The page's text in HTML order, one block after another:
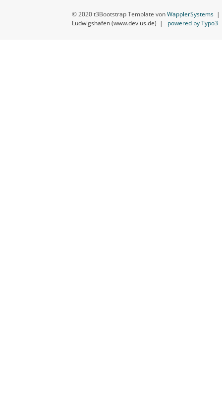
© 2020 t3Bootstrap Template vonWapplerSystems
Ludwigshafen (www.devius.de) | powered by Typo3